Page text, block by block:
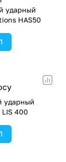
ударный
HAS50
ударный
LIS 400